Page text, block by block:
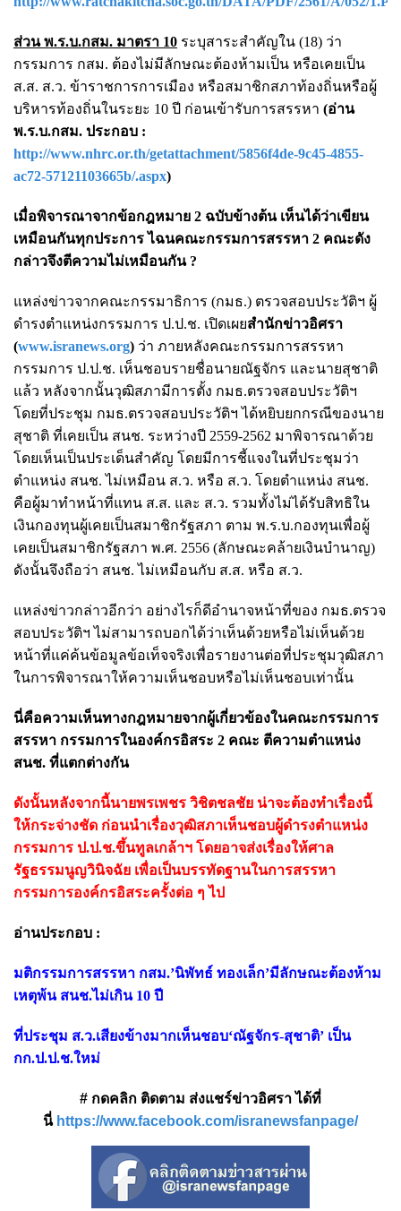
ส่วน พ.ร.บ.กสม. มาตรา 10 ระบุสาระสำคัญใน (18) ว่า
กรรมการ กสม. ต้องไม่มีลักษณะต้องห้ามเป็น หรือเคยเป็น
ส.ส. ส.ว. ข้าราชการการเมือง หรือสมาชิกสภาท้องถิ่นหรือผู้
บริหารท้องถิ่นในระยะ 10 ปี ก่อนเข้ารับการสรรหา (อ่าน
พ.ร.บ.กสม. ประกอบ :
http://www.nhrc.or.th/getattachment/5856f4de-9c45-4855-
ac72-57121103665b/.aspx)
เมื่อพิจารณาจากข้อกฎหมาย 2 ฉบับข้างต้น เห็นได้ว่าเขียน
เหมือนกันทุกประการ ไฉนคณะกรรมการสรรหา 2 คณะดัง
กล่าวจึงตีความไม่เหมือนกัน ?
แหล่งข่าวจากคณะกรรมาธิการ (กมธ.) ตรวจสอบประวัติฯ ผู้
ดำรงตำแหน่งกรรมการ ป.ป.ช. เปิดเผยสำนักข่าวอิศรา
(www.isranews.org) ว่า ภายหลังคณะกรรมการสรรหา
กรรมการ ป.ป.ช. เห็นชอบรายชื่อนายณัฐจักร และนายสุชาติ
แล้ว หลังจากนั้นวุฒิสภามีการตั้ง กมธ.ตรวจสอบประวัติฯ
โดยที่ประชุม กมธ.ตรวจสอบประวัติฯ ได้หยิบยกกรณีของนาย
สุชาติ ที่เคยเป็น สนช. ระหว่างปี 2559-2562 มาพิจารณาด้วย
โดยเห็นเป็นประเด็นสำคัญ โดยมีการชี้แจงในที่ประชุมว่า
ตำแหน่ง สนช. ไม่เหมือน ส.ว. หรือ ส.ว. โดยตำแหน่ง สนช.
คือผู้มาทำหน้าที่แทน ส.ส. และ ส.ว. รวมทั้งไม่ได้รับสิทธิใน
เงินกองทุนผู้เคยเป็นสมาชิกรัฐสภา ตาม พ.ร.บ.กองทุนเพื่อผู้
เคยเป็นสมาชิกรัฐสภา พ.ศ. 2556 (ลักษณะคล้ายเงินบำนาญ)
ดังนั้นจึงถือว่า สนช. ไม่เหมือนกับ ส.ส. หรือ ส.ว.
แหล่งข่าวกล่าวอีกว่า อย่างไรก็ดีอำนาจหน้าที่ของ กมธ.ตรวจ
สอบประวัติฯ ไม่สามารถบอกได้ว่าเห็นด้วยหรือไม่เห็นด้วย
หน้าที่แค่ค้นข้อมูลข้อเท็จจริงเพื่อรายงานต่อที่ประชุมวุฒิสภา
ในการพิจารณาให้ความเห็นชอบหรือไม่เห็นชอบเท่านั้น
นี่คือความเห็นทางกฎหมายจากผู้เกี่ยวข้องในคณะกรรมการ
สรรหา กรรมการในองค์กรอิสระ 2 คณะ ตีความตำแหน่ง
สนช. ที่แตกต่างกัน
ดังนั้นหลังจากนี้นายพรเพชร วิชิตชลชัย น่าจะต้องทำเรื่องนี้
ให้กระจ่างชัด ก่อนนำเรื่องวุฒิสภาเห็นชอบผู้ดำรงตำแหน่ง
กรรมการ ป.ป.ช.ขึ้นทูลเกล้าฯ โดยอาจส่งเรื่องให้ศาล
รัฐธรรมนูญวินิจฉัย เพื่อเป็นบรรทัดฐานในการสรรหา
กรรมการองค์กรอิสระครั้งต่อ ๆ ไป
อ่านประกอบ :
มติกรรมการสรรหา กสม.’นิพัทธ์ ทองเล็ก’มีลักษณะต้องห้าม
เหตุพ้น สนช.ไม่เกิน 10 ปี
ที่ประชุม ส.ว.เสียงข้างมากเห็นชอบ‘ณัฐจักร-สุชาติ’ เป็น
กก.ป.ป.ช.ใหม่
# กดคลิก ติดตาม ส่งแชร์ข่าวอิศรา ได้ที่
นี่ https://www.facebook.com/isranewsfanpage/